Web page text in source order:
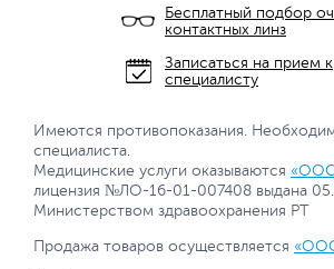
Бесплатный подбор
контактных линз
Записаться на прием к
специалисту
Имеются противопоказания.
специалиста.
Медицинские услуги оказываются «ООО
лицензия №ЛО-16-01-007408 выдана
Министерством здравоохранения РТ
Продажа товаров осуществляется